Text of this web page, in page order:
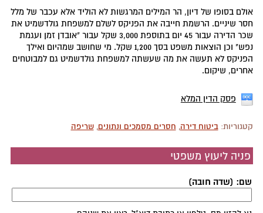
אולם בסופו של דיון, הר המילים המרגשות לא הוליד אלא עכבר של מלל
חסר שיניים. הרשמת חייבה את הפניקס לשלם למשפחת גולדשמיט את
שכר הדירה עבור 45 יום בתוספת 3,000 שקל עבור "אובדן זמן ועגמת
נפש" וכן הוצאות משפט בסך 1,200 שקל. מי שחושב שמהיום ואילך
הפניקס לא תעשה את מה שעשתה למשפחת גולדשמיט גם למבוטחים
אחרים, שיקום.
פסק הדין המלא
קטגוריות:ביטוח דירה, חסרים מסמכים ונתונים,שריפה
פניה ליעוץ משפטי
שם: (שדה חובה)